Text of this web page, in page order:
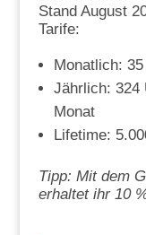
Stand August
Tarife:
Monatlich:
Jährlich: 324
Monat
Lifetime:
Tipp: Mit dem
erhaltet ihr 10